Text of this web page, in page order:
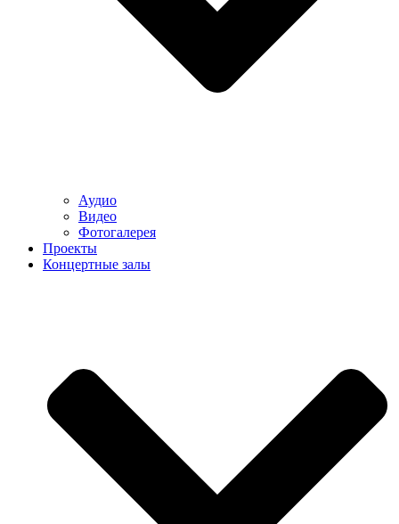
Аудио
Видео
Фотогалерея
Проекты
Концертные залы